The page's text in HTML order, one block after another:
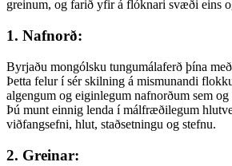
greinum, og farið yfir á flóknari svæði eins
1. Nafnorð:
Byrjaðu mongólsku tungumálaferð þína
Þetta felur í sér skilning á mismunandi
algengum og eiginlegum nafnorðum sem
Þú munt einnig lenda í málfræðilegum
viðfangsefni, hlut, staðsetningu og stefnu.
2. Greinar: